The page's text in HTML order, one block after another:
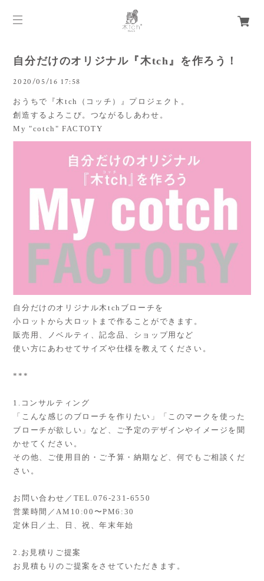
自分だけのオリジナル『木tch』を作ろう！
2020/05/16 17:58
おうちで『木tch（コッチ）』プロジェクト。
創造するよろこび。つながるしあわせ。
My "cotch" FACTOTY
自分だけのオリジナル木tchブローチを
小ロットから大ロットまで作ることができます。
販売用、ノベルティ、記念品、ショップ用など
使い方にあわせてサイズや仕様を教えてください。
***
1.コンサルティング
「こんな感じのブローチを作りたい」「このマークを使った
ブローチが欲しい」など、ご予定のデザインやイメージを聞
かせてください。
その他、ご使用目的・ご予算・納期など、何でもご相談くだ
さい。
お問い合わせ／TEL.076-231-6550
営業時間／AM10:00〜PM6:30
定休日／土、日、祝、年末年始
2.お見積りご提案
お見積もりのご提案をさせていただきます。